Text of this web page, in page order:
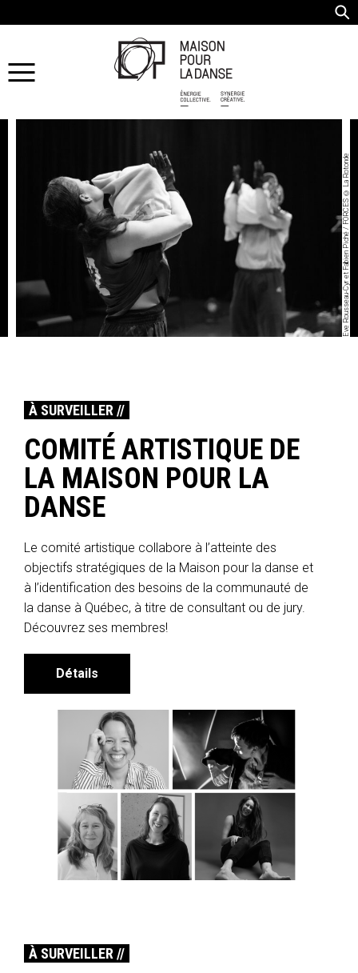
Eve Rousseau-Cyr et Fabien Piché / FORCES © La Rotonde
À SURVEILLER //
COMITÉ ARTISTIQUE DE
LA MAISON POUR LA
DANSE
Le comité artistique collabore à l’atteinte des
objectifs stratégiques de la Maison pour la danse et
à l’identification des besoins de la communauté de
la danse à Québec, à titre de consultant ou de jury.
Découvrez ses membres!
Détails
À SURVEILLER //